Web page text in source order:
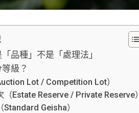
品種」不是「處理法」
級？
Lot / Competition Lot）
（Estate Reserve / Private Reserve）
Standard Geisha）